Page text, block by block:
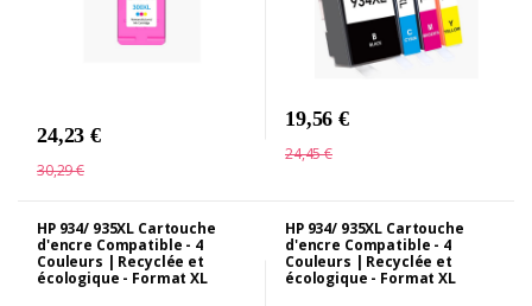
24,23 €
30,29 €
19,56 €
24,45 €
HP 934/ 935XL Cartouche
d'encre Compatible - 4
Couleurs | Recyclée et
écologique - Format XL
HP 934/ 935XL Cartouche
d'encre Compatible - 4
Couleurs | Recyclée et
écologique - Format XL